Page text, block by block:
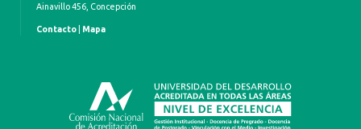
Ainavillo 456, Concepción
Contacto Mapa